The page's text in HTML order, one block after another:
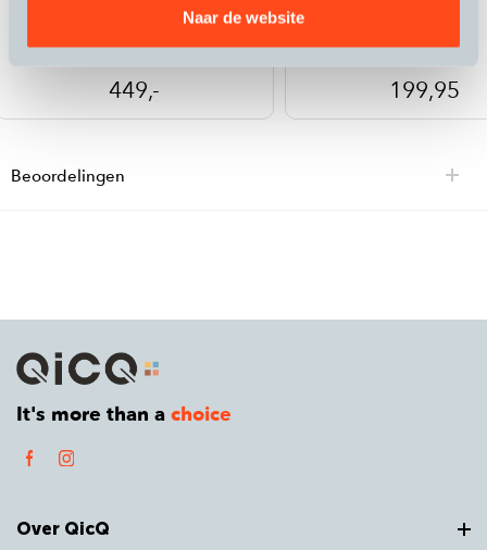
Naar de website
Ride Safety System RS 1000
449,- 199,95
Beoordelingen
It's more than a choice
Over QicQ